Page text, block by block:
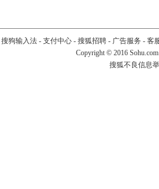
搜狗输入法- 支付中心- 搜狐招聘- 广告服务 - 客
Copyright © 2016
搜狐不良信息